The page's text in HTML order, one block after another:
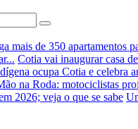
mais de 350 apartamentos
Cotia vai inaugurar casa
ocupa Cotia e celebra
na Roda: motociclistas
2026; veja o que se sabe